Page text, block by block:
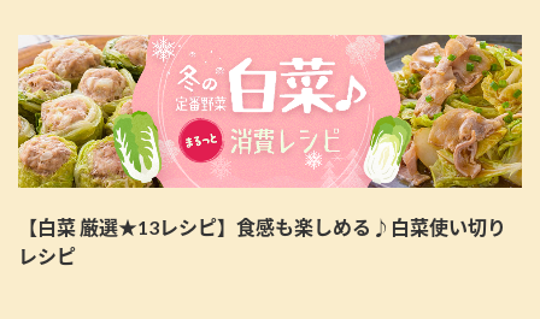
【白菜 厳選★13レシピ】食感も楽しめる♪白菜使い切り
レシピ